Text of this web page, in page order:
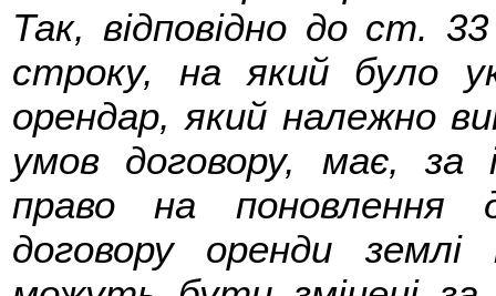
Так, відповідно до ст.
строку, на який було
орендар, який належно
умов договору, має, за
право на поновлення
договору оренди